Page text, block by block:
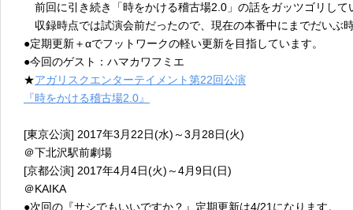
前回に引き続き「時をかける稽古場2.0」の話をガッツゴリして
収録時点では試演会前だったので、現在の本番中にまでだいぶ
●定期更新＋αでフットワークの軽い更新を目指しています。
●今回のゲスト：ハマカワフミエ
★アガリスクエンターテイメント第22回公演
『時をかける稽古場2.0』
[東京公演] 2017年3月22日(水)～3月28日(火)
＠下北沢駅前劇場
[京都公演] 2017年4月4日(火)～4月9日(日)
＠KAIKA
●次回の『サシでもいいですか？』定期更新は4/21になります。